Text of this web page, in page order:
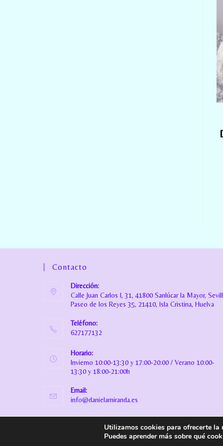
Contacto
Dirección:
Calle Juan Carlos I, 31, 41800 Sanlúcar la Mayor,
Paseo de los Reyes 35, 21410, Isla Cristina, Huelva
Teléfono:
627177132
Horario:
Invierno 10:00-13:30 y 17:00-20:00 / Verano 10:00-
13:30 y 18:00-21:00h
Email:
info@danielamiranda.es
Daniela Miranda Boutique Infantil. Todos los
Utilizamos cookies para ofrecerte la
Puedes aprender más sobre qué